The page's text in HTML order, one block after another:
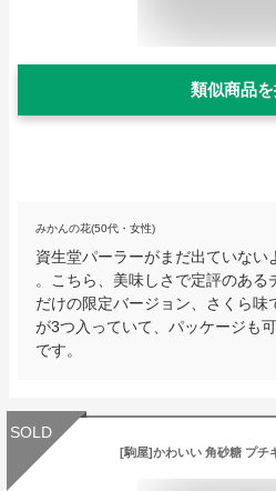
類似商品
みかんの花(50代・女性)
資生堂パーラーがまだ出ていない
。こちら、美味しさで定評のある
だけの限定バージョン、さくら味
が3つ入っていて、パッケージも
です。
SOLD
[駒屋]かわいい 角砂糖 プチ